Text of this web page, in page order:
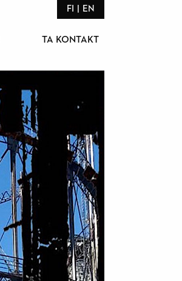
TA KONTAKT
FI EN